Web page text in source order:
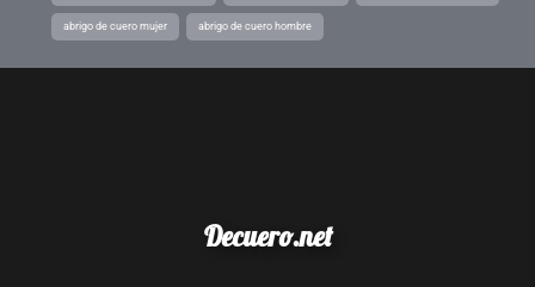
abrigo de cuero mujer abrigo de cuero hombre
Decuero.net